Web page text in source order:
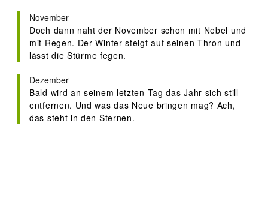
November
Doch dann naht der November schon mit Nebel und
mit Regen. Der Winter steigt auf seinen Thron und
lässt die Stürme fegen.
Dezember
Bald wird an seinem letzten Tag das Jahr sich still
entfernen. Und was das Neue bringen mag? Ach,
das steht in den Sternen.